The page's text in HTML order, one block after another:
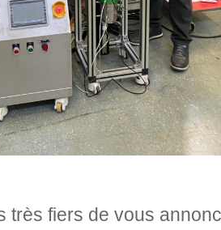
très fiers de vous